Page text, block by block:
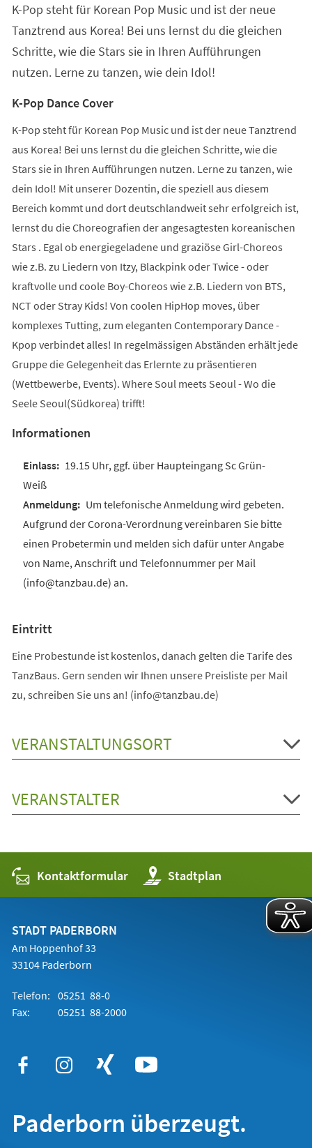
K-Pop steht für Korean Pop Music und ist der neue
Tanztrend aus Korea! Bei uns lernst du die gleichen
Schritte, wie die Stars sie in Ihren Aufführungen
nutzen. Lerne zu tanzen, wie dein Idol!
K-Pop Dance Cover
K-Pop steht für Korean Pop Music und ist der neue Tanztrend
aus Korea! Bei uns lernst du die gleichen Schritte, wie die
Stars sie in Ihren Aufführungen nutzen. Lerne zu tanzen, wie
dein Idol! Mit unserer Dozentin, die speziell aus diesem
Bereich kommt und dort deutschlandweit sehr erfolgreich ist,
lernst du die Choreografien der angesagtesten koreanischen
Stars . Egal ob energiegeladene und graziöse Girl-Choreos
wie z.B. zu Liedern von Itzy, Blackpink oder Twice - oder
kraftvolle und coole Boy-Choreos wie z.B. Liedern von BTS,
NCT oder Stray Kids! Von coolen HipHop moves, über
komplexes Tutting, zum eleganten Contemporary Dance -
Kpop verbindet alles! In regelmässigen Abständen erhält jede
Gruppe die Gelegenheit das Erlernte zu präsentieren
(Wettbewerbe, Events). Where Soul meets Seoul - Wo die
Seele Seoul(Südkorea) trifft!
Informationen
19.15 Uhr, ggf. über Haupteingang Sc Grün-
Weiß
Um telefonische Anmeldung wird gebeten.
Aufgrund der Corona-Verordnung vereinbaren Sie bitte
einen Probetermin und melden sich dafür unter Angabe
von Name, Anschrift und Telefonnummer per Mail
(info@tanzbau.de) an.
Eintritt
Eine Probestunde ist kostenlos, danach gelten die Tarife des
TanzBaus. Gern senden wir Ihnen unsere Preisliste per Mail
zu, schreiben Sie uns an! (info@tanzbau.de)
VERANSTALTUNGSORT
VERANSTALTER
Kontaktformular Stadtplan
(Öffnet
in
einem
STADT PADERBORN
Am Hoppenhof 33
33104 Paderborn
Telefon: 05251 88-0
Fax:
05251 88-2000
Paderborn überzeugt.